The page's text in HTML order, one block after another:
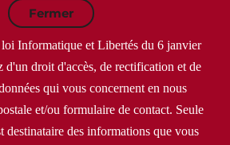
Fermer
Informatique et Libertés du 6 janvier
d'un droit d'accès, de rectification et de
qui vous concernent en nous
et/ou formulaire de contact. Seule
destinataire des informations que vous